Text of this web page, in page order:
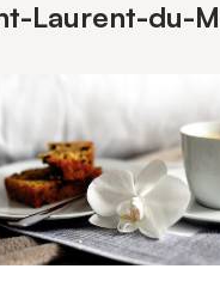
Laurent-du-